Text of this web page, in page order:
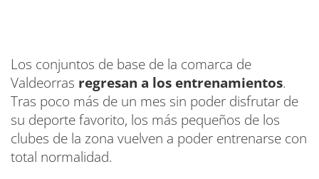
Los conjuntos de base de la comarca de
Valdeorras regresan a los entrenamientos.
Tras poco más de un mes sin poder disfrutar de
su deporte favorito, los más pequeños de los
clubes de la zona vuelven a poder entrenarse con
total normalidad.